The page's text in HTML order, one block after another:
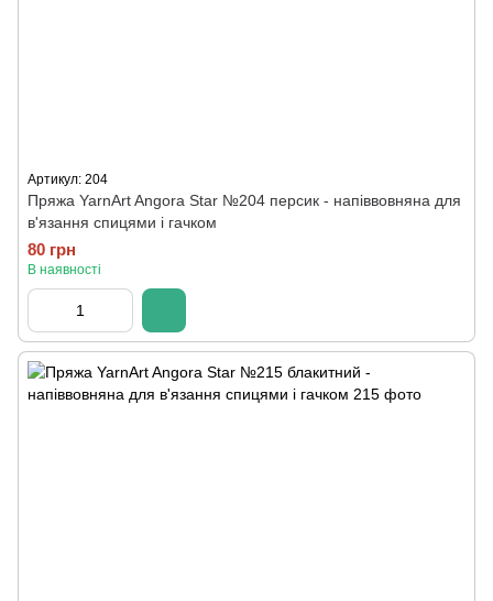
Артикул: 204
Пряжа YarnArt Angora Star №204 персик - напіввовняна для
в'язання спицями і гачком
80 грн
В наявності